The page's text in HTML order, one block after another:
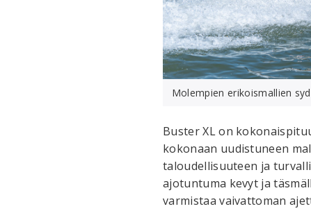
Molempien erikoismallien
Buster XL on
kokonaan uudistuneen
taloudellisuuteen ja
ajotuntuma kevyt ja
varmistaa vaivattoman